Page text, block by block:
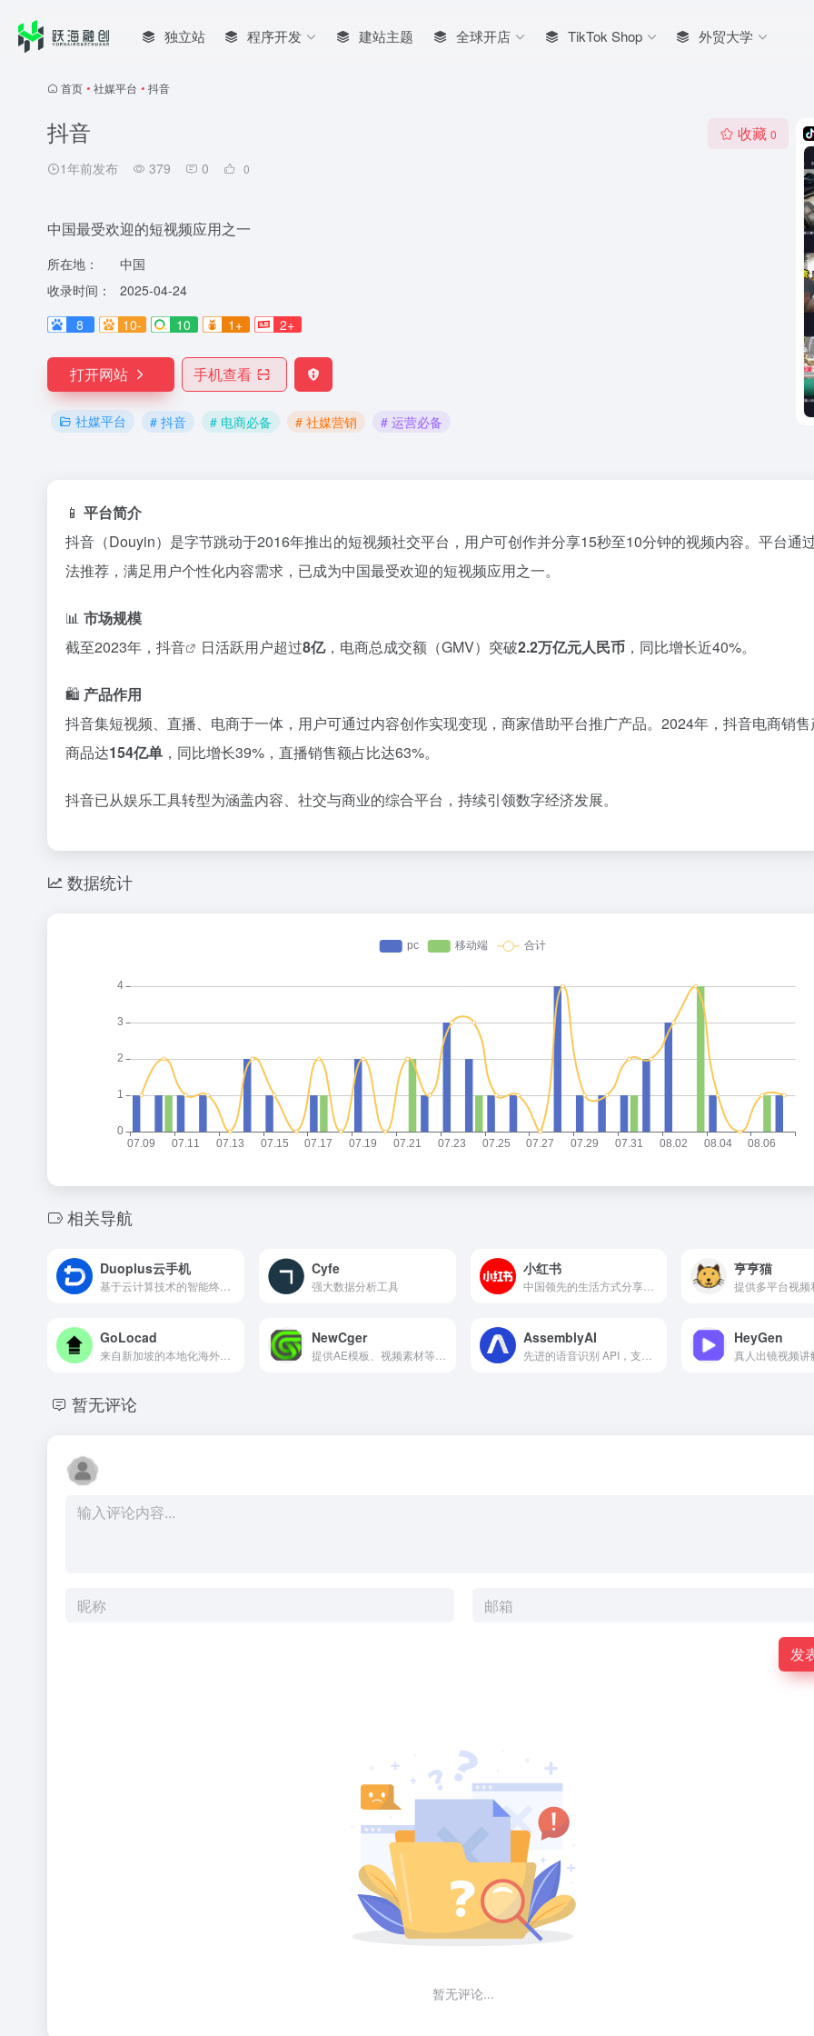
独立站 程序开发 建站主题 全球开店 TikTok Shop 外贸大学
首页 • 社媒平台 • 抖音
抖音
1年前发布 379 0 0
收藏 0
中国最受欢迎的短视频应用之一
所在地：
中国
收录时间：
2025-04-24
8
10- 10 1+ 2+
打开网站 手机查看
社媒平台 # 抖音 # 电商必备 # 社媒营销 # 运营必备
📱 平台简介
抖音（Douyin）是字节跳动于2016年推出的短视频社交平台，用户可创作并分享15秒至10分钟的视频内容。 平台通
法推荐，满足用户个性化内容需求，已成为中国最受欢迎的短视频应用之一。
📊 市场规模
截至2023年， 抖音 日活跃用户超过8亿，电商总成交额（GMV）突破2.2万亿元人民币 ，同比增长近40%。
🛍️ 产品作用
抖音集短视频、直播、电商于一体，用户可通过内容创作实现变现，商家借助平台推广产品。 2024年，抖音电商销
商品达154亿单 ，同比增长39%，直播销售额占比达63%。
抖音已从娱乐工具转型为涵盖内容、社交与商业的综合平台，持续引领数字经济发展。
数据统计
相关导航
Duoplus云手机 Cyfe
强大数据分析工具
小红书
中国领先的生活方式分享平台
亨亨猫
GoLocad NewCger
提供AE模板、视频素材等资源
AssemblyAI HeyGen
真人出镜视频讲
暂无评论
发
暂无评论...